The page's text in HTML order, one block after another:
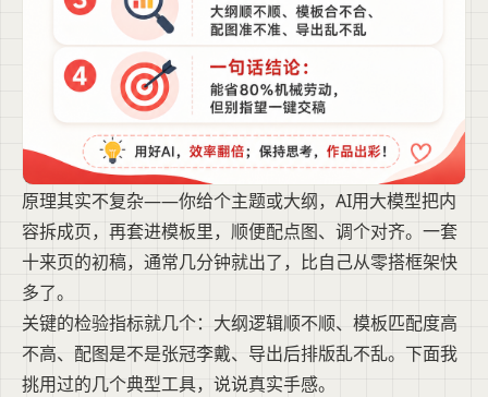
原理其实不复杂——你给个主题或大纲，AI用大模型把内
容拆成页，再套进模板里，顺便配点图、调个对齐。一套
十来页的初稿，通常几分钟就出了，比自己从零搭框架快
多了。
关键的检验指标就几个：大纲逻辑顺不顺、模板匹配度高
不高、配图是不是张冠李戴、导出后排版乱不乱。下面我
挑用过的几个典型工具，说说真实手感。